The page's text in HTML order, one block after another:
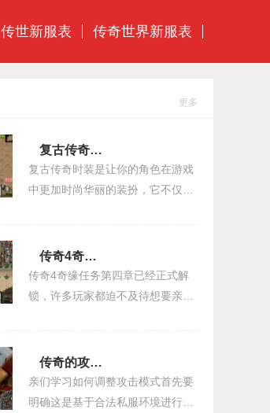
传世新服表 传奇世界新服表
更多
复古传奇时装怎么获得
复古传奇时装是让你的角色在游戏
中更加时尚华丽的装扮，它不仅可
时装是每个玩家都想要实现的一个
目标。那么，
传奇4奇缘任务第四章解锁
传奇4奇缘任务第四章已经正式解
锁，许多玩家都迫不及待想要亲身
务和强大的敌人。接下来，让我们
来一起了解一下
传奇的攻击模式怎么调
亲们学习如何调整攻击模式首先要
明确这是基于合法私服环境进行的